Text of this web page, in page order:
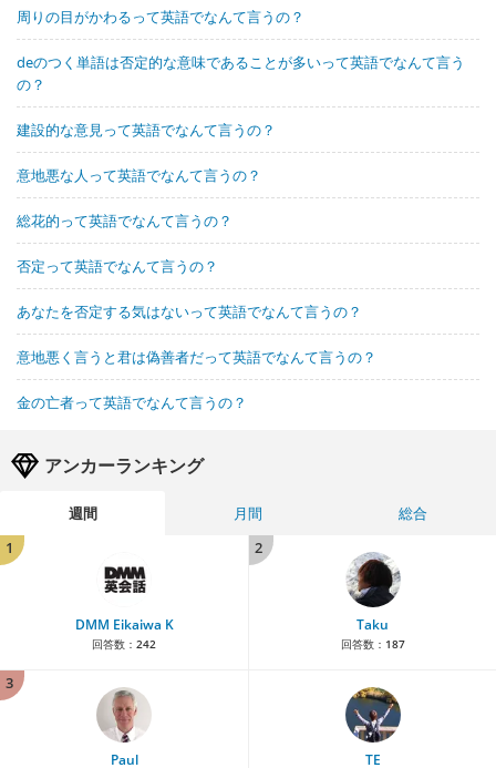
周りの目がかわるって英語でなんて言うの？
deのつく単語は否定的な意味であることが多いって英語でなんて言う
の？
建設的な意見って英語でなんて言うの？
意地悪な人って英語でなんて言うの？
総花的って英語でなんて言うの？
否定って英語でなんて言うの？
あなたを否定する気はないって英語でなんて言うの？
意地悪く言うと君は偽善者だって英語でなんて言うの？
金の亡者って英語でなんて言うの？
アンカーランキング
週間 月間
総合
1
DMM Eikaiwa K
回答数： 242
2
Taku
回答数： 187
3
Paul TE